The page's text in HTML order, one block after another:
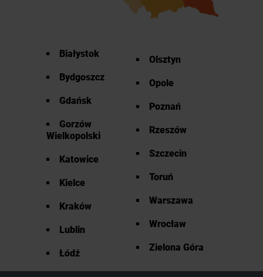
Białystok
Bydgoszcz
Gdańsk
Gorzów
Wielkopolski
Katowice
Kielce
Kraków
Lublin
Łódź
Olsztyn
Opole
Poznań
Rzeszów
Szczecin
Toruń
Warszawa
Wrocław
Zielona Góra